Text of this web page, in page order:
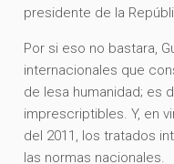
presidente de la
Por si eso no bastara,
internacionales que
de lesa humanidad; es
imprescriptibles. Y, en
del 2011, los tratados
las normas nacionales.